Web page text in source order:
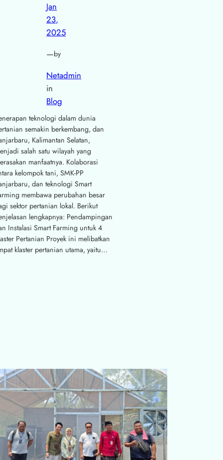
Jan
23,
2025
—by
Netadmin
in
Blog
teknologi dalam dunia
semakin berkembang, dan
Kalimantan Selatan,
salah satu wilayah yang
manfaatnya. Kolaborasi
kelompok tani, SMK-PP
dan teknologi Smart
membawa perubahan besar
sektor pertanian lokal. Berikut
lengkapnya: Pendampingan
Instalasi Smart Farming untuk 4
Pertanian Proyek ini melibatkan
klaster pertanian utama, yaitu…